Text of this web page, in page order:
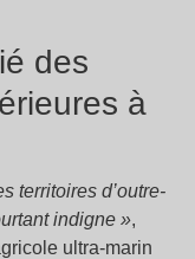
des
à
territoires d’outre-
indigne »,
ultra-marin